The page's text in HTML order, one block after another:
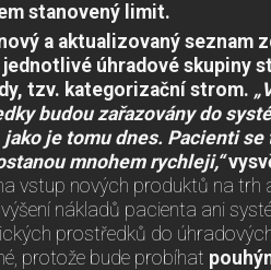
stanovený limit.
a aktualizovaný seznam
úhradové skupiny
tzv. kategorizační strom.
budou zařazovány do
je tomu dnes. Pacienti se
mnohem rychleji,“
vstup nových produktů na trh
nákladů pacienta ani
prostředků do
protože bude probíhat